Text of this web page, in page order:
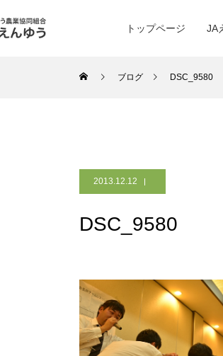
トップページ JA
ブログ DSC_9580
2013.12.12
DSC_9580